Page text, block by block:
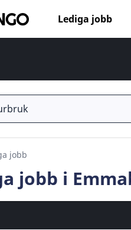
Lediga jobb
jobb
jobb i